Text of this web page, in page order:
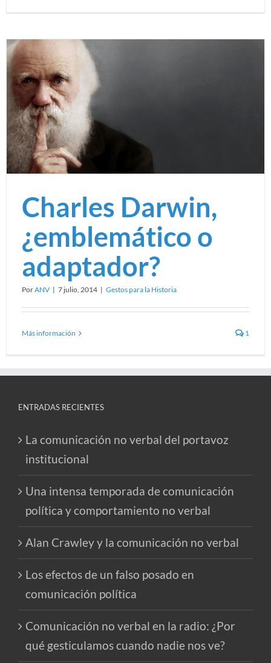
Charles Darwin,
¿emblemático o
adaptador?
PorANV | 7 julio, 2014 | Gestos para la Historia
Más información 1
ENTRADAS RECIENTES
La comunicación no verbal del portavoz
institucional
Una intensa temporada de comunicación
política y comportamiento no verbal
Alan Crawley y la comunicación no verbal
Los efectos de un falso posado en
comunicación política
Comunicación no verbal en la radio: ¿Por
qué gesticulamos cuando nadie nos ve?